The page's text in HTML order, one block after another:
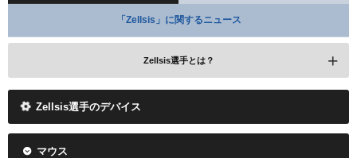
「Zellsis」に関するニュース
Zellsis選手とは？
Zellsis選手のデバイス
マウス